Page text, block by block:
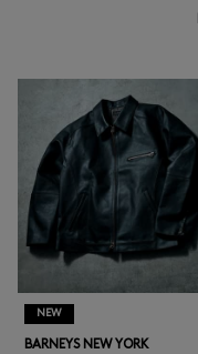
NEW
BARNEYS NEW YORK